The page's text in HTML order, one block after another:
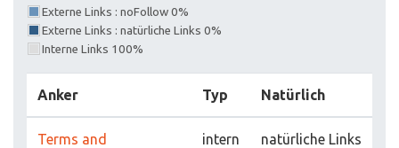
Externe Links : noFollow 0%
Externe Links : natürliche Links 0%
Interne Links 100%
Anker Typ Natürlich
Terms and
intern natürliche Links